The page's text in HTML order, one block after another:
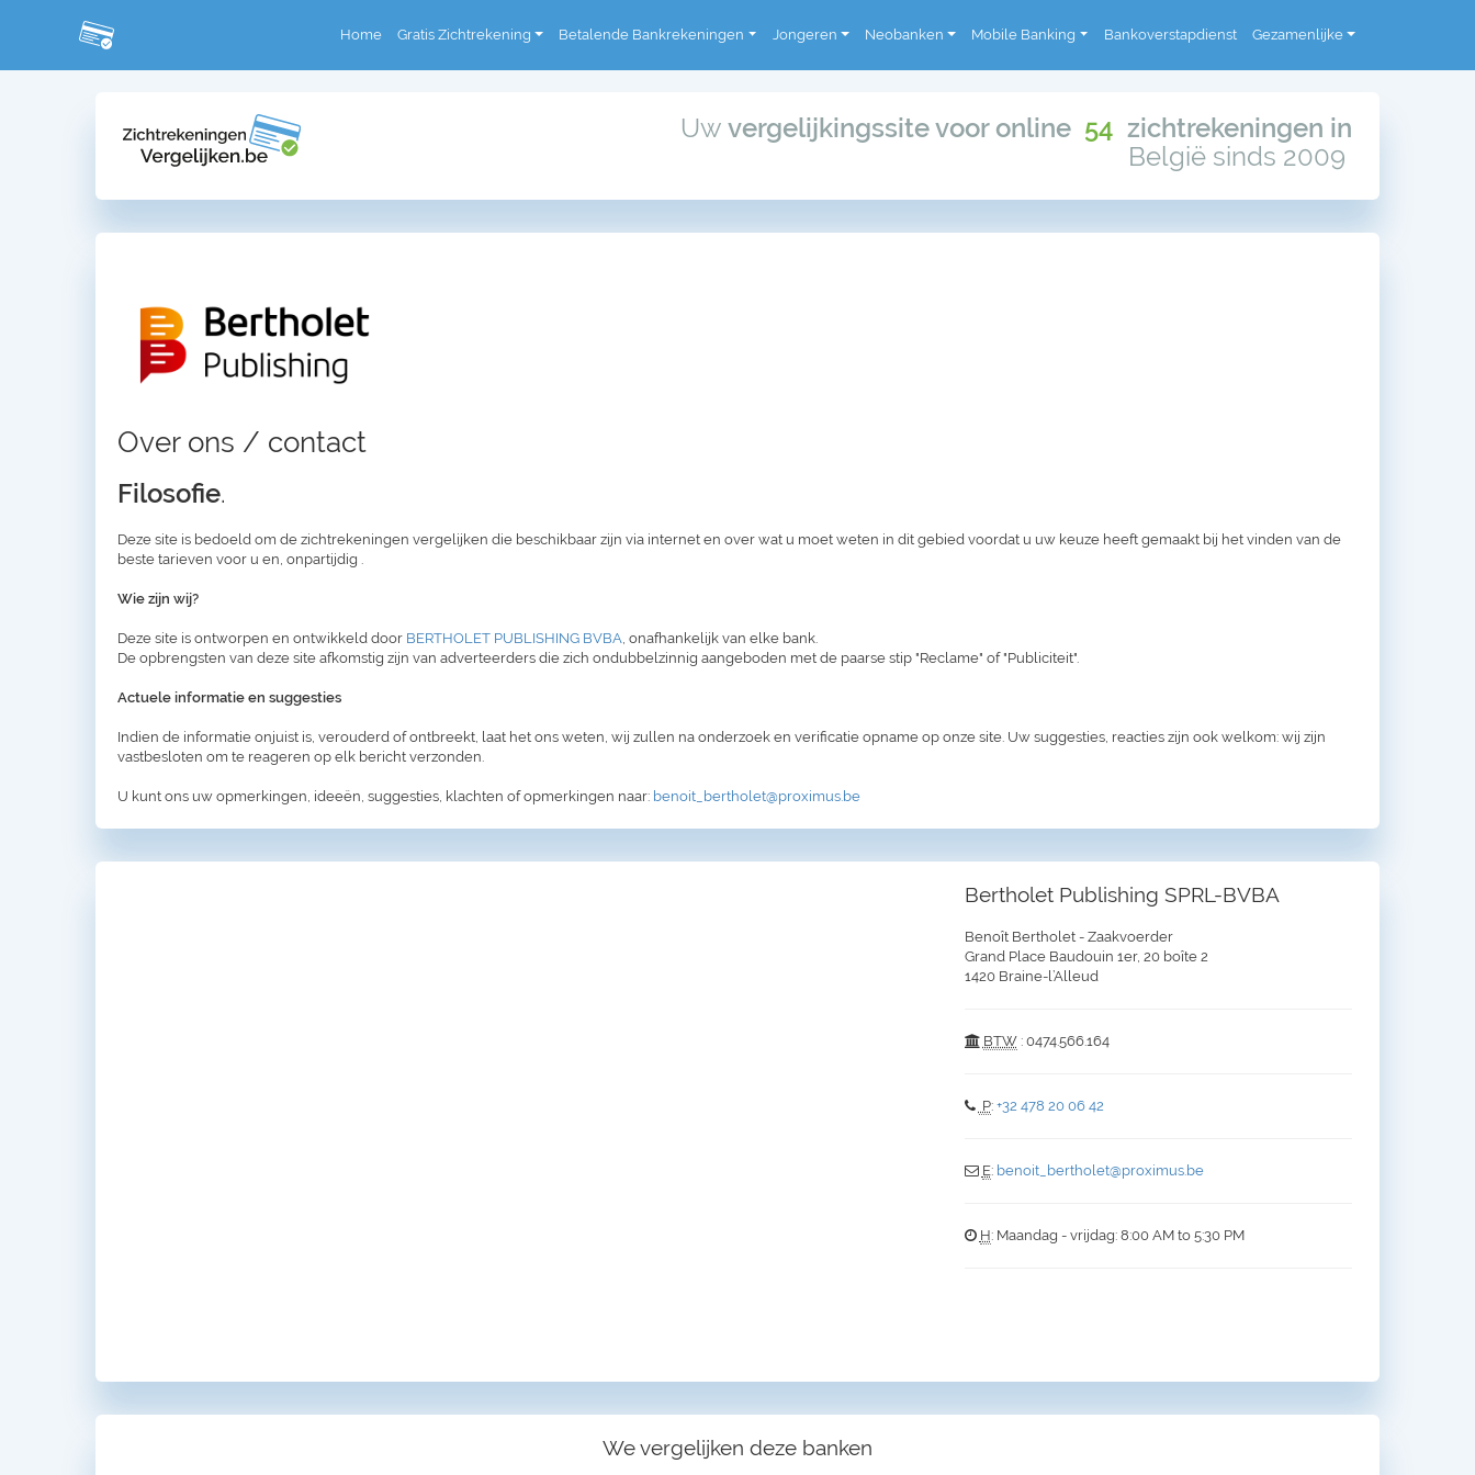
Home Gratis Zichtrekening Betalende Bankrekeningen Jongeren Neobanken Mobile Banking Bankoverstapdienst Gezamenlijke
Uw vergelijkingssite voor online 54 zichtrekeningen in
België sinds 2009
Over ons / contact
Filosofie.
Deze site is bedoeld om de zichtrekeningen vergelijken die beschikbaar zijn via internet en over wat u moet weten in dit gebied voordat u uw keuze heeft gemaakt bij het vinden van de
beste tarieven voor u en, onpartijdig .
Wie zijn wij?
Deze site is ontworpen en ontwikkeld door BERTHOLET PUBLISHING BVBA, onafhankelijk van elke bank.
De opbrengsten van deze site afkomstig zijn van adverteerders die zich ondubbelzinnig aangeboden met de paarse stip "Reclame" of "Publiciteit".
Actuele informatie en suggesties
Indien de informatie onjuist is, verouderd of ontbreekt, laat het ons weten, wij zullen na onderzoek en verificatie opname op onze site. Uw suggesties, reacties zijn ook welkom: wij zijn
vastbesloten om te reageren op elk bericht verzonden.
U kunt ons uw opmerkingen, ideeën, suggesties, klachten of opmerkingen naar: benoit_bertholet@proximus.be
Bertholet Publishing SPRL-BVBA
Benoît Bertholet - Zaakvoerder
Grand Place Baudouin 1er, 20 boîte 2
1420 Braine-l’Alleud
BTW: 0474.566.164
P: +32 478 20 06 42
E: benoit_bertholet@proximus.be
H: Maandag - vrijdag: 8:00 AM to 5:30 PM
We vergelijken deze banken